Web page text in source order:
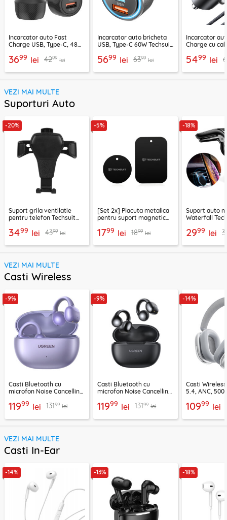
Incarcator auto Fast
Charge USB, Type-C, 48W
3699 lei 4299 lei
Incarcator auto bricheta
USB, Type-C 60W Techsuit
5699 lei 6399 lei
Incarcator
Charge cu
5499 lei
VEZI MAI MULTE
Suporturi Auto
-20%
Suport grila ventilatie
pentru telefon Techsuit
3499 lei 4399 lei
-5%
[Set 2x] Placuta metalica
pentru suport magnetic
negru
1799 lei 1899 lei
-18%
Suport auto
Waterfall
2999 lei
VEZI MAI MULTE
Casti Wireless
-9%
Casti Bluetooth cu
microfon Noise Cancelling
11999 lei 13199 lei
-9%
Casti Bluetooth cu
microfon Noise Cancelling
11999 lei 13199 lei
-14%
Casti
5.4, ANC,
10999 lei
VEZI MAI MULTE
Casti In-Ear
-14% -13% -18%